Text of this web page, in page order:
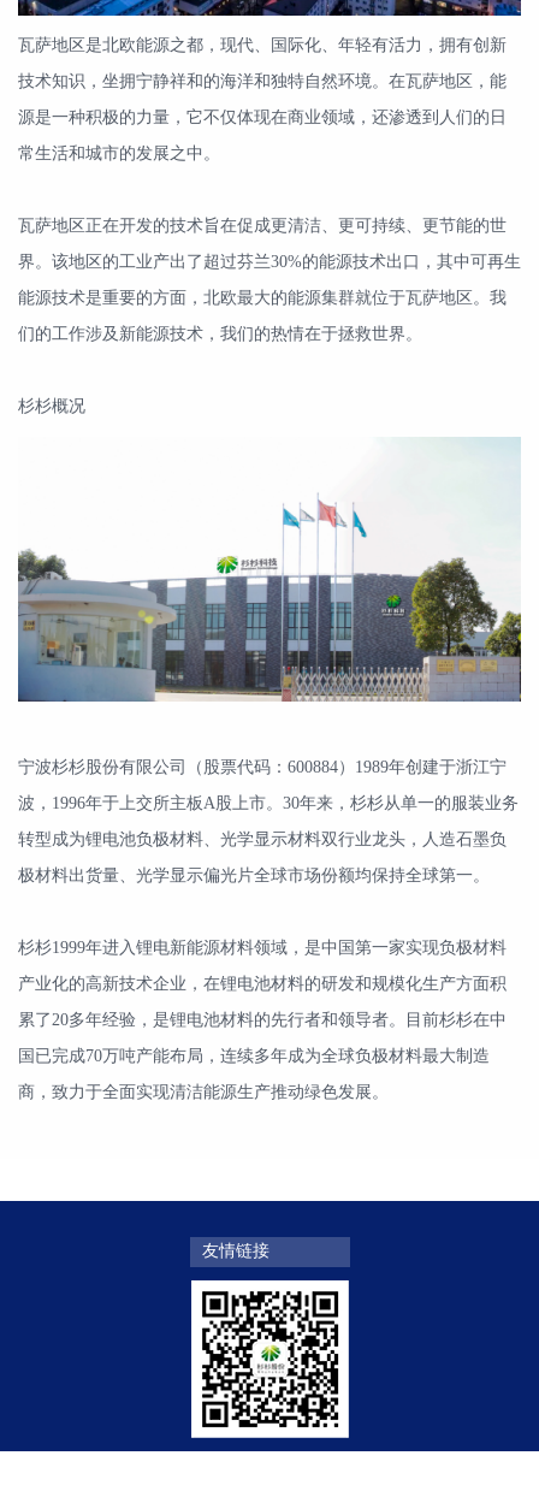
瓦萨地区是北欧能源之都，现代、国际化、年轻有活力，拥有创新
技术知识，坐拥宁静祥和的海洋和独特自然环境。在瓦萨地区，能
源是一种积极的力量，它不仅体现在商业领域，还渗透到人们的日
常生活和城市的发展之中。
瓦萨地区正在开发的技术旨在促成更清洁、更可持续、更节能的世
界。该地区的工业产出了超过芬兰30%的能源技术出口，其中可再生
能源技术是重要的方面，北欧最大的能源集群就位于瓦萨地区。我
们的工作涉及新能源技术，我们的热情在于拯救世界。
杉杉概况
宁波杉杉股份有限公司（股票代码：600884）1989年创建于浙江宁
波，1996年于上交所主板A股上市。30年来，杉杉从单一的服装业务
转型成为锂电池负极材料、光学显示材料双行业龙头，人造石墨负
极材料出货量、光学显示偏光片全球市场份额均保持全球第一。
杉杉1999年进入锂电新能源材料领域，是中国第一家实现负极材料
产业化的高新技术企业，在锂电池材料的研发和规模化生产方面积
累了20多年经验，是锂电池材料的先行者和领导者。目前杉杉在中
国已完成70万吨产能布局，连续多年成为全球负极材料最大制造
商，致力于全面实现清洁能源生产推动绿色发展。
友情链接